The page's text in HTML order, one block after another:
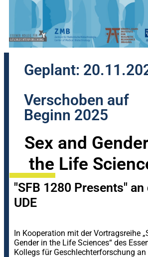
Geplant:
Verschoben auf
Beginn 2025
Sex and
the Life
"SFB 1280 Presents" an
UDE
In Kooperation mit der Vortragsreihe
Gender in the Life Sciences“ des
Kollegs für Geschlechterforschung an